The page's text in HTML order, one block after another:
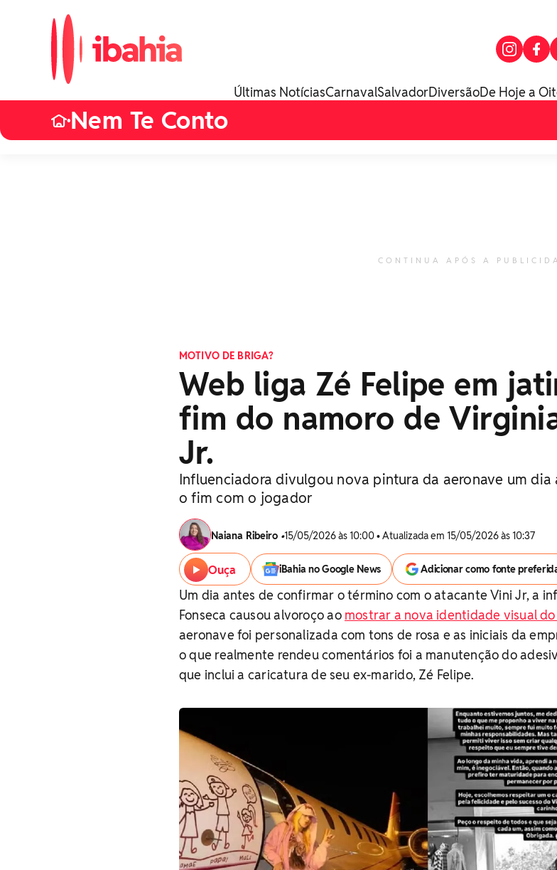
Últimas NotíciasCarnavalSalvadorDiversãoDe Hoje a
•Nem Te Conto
CONTINUA APÓS A
MOTIVO DE BRIGA?
Web liga Zé Felipe em
fim do namoro de
Jr.
Influenciadora divulgou nova pintura da aeronave um dia
o fim com o jogador
Naiana Ribeiro •15/05/2026 às 10:00 • Atualizada em 15/05/2026 às 10:37
Ouça iBahia no Google News Adicionar como fonte
Um dia antes de confirmar o término com o atacante Vini Jr, a
Fonseca causou alvoroço ao mostrar a nova identidade visual
aeronave foi personalizada com tons de rosa e as iniciais da
o que realmente rendeu comentários foi a manutenção do
que inclui a caricatura de seu ex-marido, Zé Felipe.